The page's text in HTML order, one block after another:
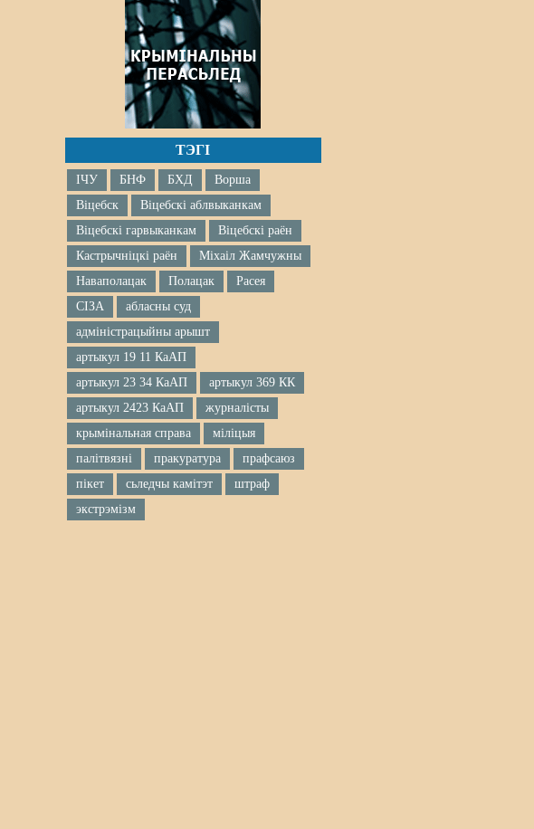
ТЭГІ
ІЧУ БНФ БХД
Ворша
Віцебск
Віцебскі аблвыканкам
Віцебскі гарвыканкам
Віцебскі раён
Кастрычніцкі раён
Міхаіл Жамчужны
Наваполацак
Полацак
Расея
СІЗА
абласны суд
адміністрацыйны арышт
артыкул 19 11 КаАП
артыкул 23 34 КаАП
артыкул 369 КК
артыкул 2423 КаАП
журналісты
крымінальная справа
міліцыя
палітвязні
пракуратура
прафсаюз
пікет
сьледчы камітэт
штраф
экстрэмізм